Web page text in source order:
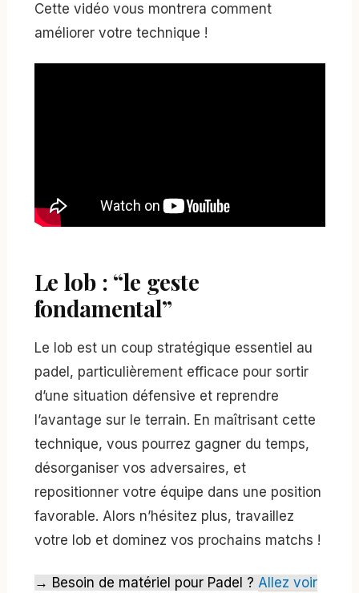
Cette vidéo vous montrera comment
améliorer votre technique !
Le lob : “le geste
fondamental”
Le lob est un coup stratégique essentiel au
padel, particulièrement efficace pour sortir
d’une situation défensive et reprendre
l’avantage sur le terrain. En maîtrisant cette
technique, vous pourrez gagner du temps,
désorganiser vos adversaires, et
repositionner votre équipe dans une position
favorable. Alors n’hésitez plus, travaillez
votre lob et dominez vos prochains matchs !
→ Besoin de matériel pour Padel ? Allez voir